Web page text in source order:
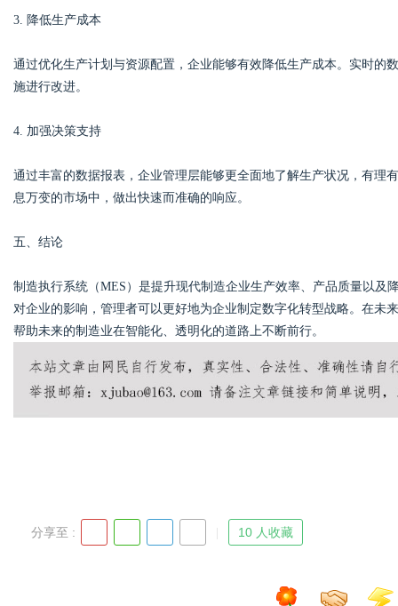
3. 降低生产成本
通过优化生产计划与资源配置，企业能够有效降低生产成本。实时的
施进行改进。
4. 加强决策支持
通过丰富的数据报表，企业管理层能够更全面地了解生产状况，有理
息万变的市场中，做出快速而准确的响应。
五、结论
制造执行系统（MES）是提升现代制造企业生产效率、产品质量以及
对企业的影响，管理者可以更好地为企业制定数字化转型战略。在未
帮助未来的制造业在智能化、透明化的道路上不断前行。
分享至 : 10 人收藏